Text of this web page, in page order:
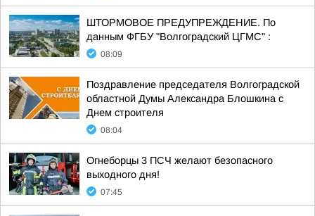
ШТОРМОВОЕ ПРЕДУПРЕЖДЕНИЕ. По
данным ФГБУ "Волгоградский ЦГМС" :
08:09
Поздравление председателя Волгоградской
областной Думы Александра Блошкина с
Днем строителя
08:04
Огнеборцы 3 ПСЧ желают безопасного
выходного дня!
07:45